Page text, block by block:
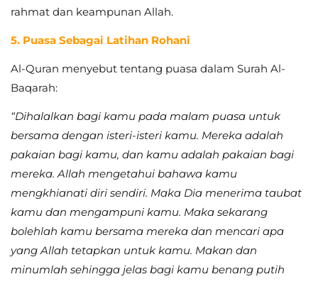
rahmat dan keampunan Allah.
5. Puasa Sebagai Latihan Rohani
Al-Quran menyebut tentang puasa dalam Surah Al-
Baqarah:
“Dihalalkan bagi kamu pada malam puasa untuk
bersama dengan isteri-isteri kamu. Mereka adalah
pakaian bagi kamu, dan kamu adalah pakaian bagi
mereka. Allah mengetahui bahawa kamu
mengkhianati diri sendiri. Maka Dia menerima taubat
kamu dan mengampuni kamu. Maka sekarang
bolehlah kamu bersama mereka dan mencari apa
yang Allah tetapkan untuk kamu. Makan dan
minumlah sehingga jelas bagi kamu benang putih